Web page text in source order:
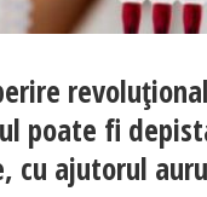
poate fi
cu ajutorul